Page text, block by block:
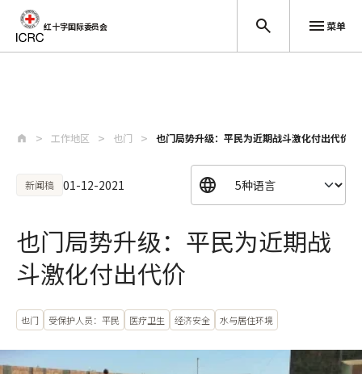
红十字国际委员会 菜单
工作地区 也门 也门局势升级：平民为近期战斗激化付出代价
新闻稿 01-12-2021
也门局势升级：平民为近期战
斗激化付出代价
也门 受保护人员：平民 医疗卫生 经济安全 水与居住环境